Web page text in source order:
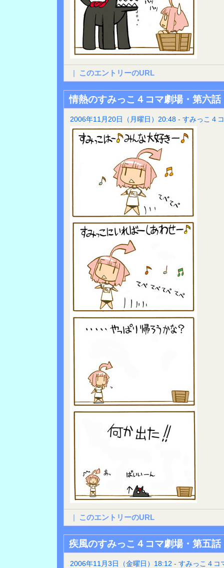
| このエントリーのURL
情熱のすみっこ４コマ劇場・第六
2006年11月20日（月曜日）20:48 - すみっこ４
| このエントリーのURL
疾風のすみっこ４コマ劇場・第五
2006年11月3日（金曜日）18:12 - すみっこ４コ